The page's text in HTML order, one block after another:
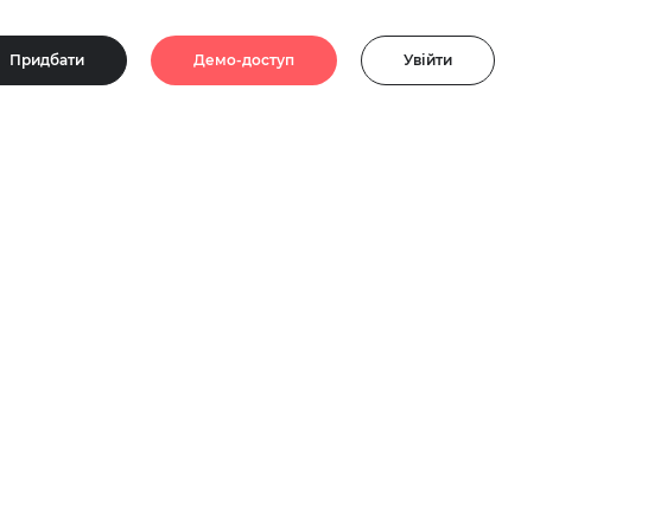
Придбати Демо-доступ Увійти